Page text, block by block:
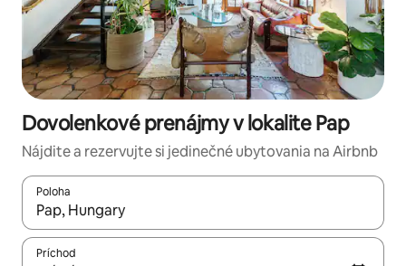
Dovolenkové prenájmy v lokalite Pap
Nájdite a rezervujte si jedinečné ubytovania na Airbnb
Poloha
Keď budú výsledky k dispozícii, môžete si ich prechádzať
Príchod